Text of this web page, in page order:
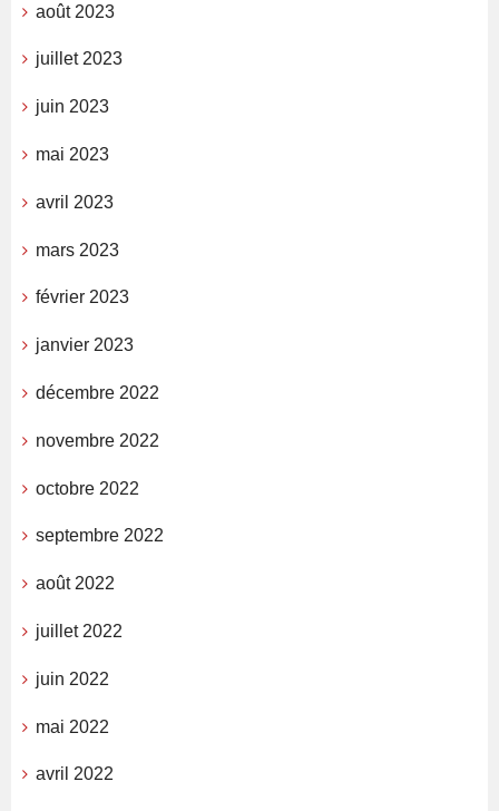
août 2023
juillet 2023
juin 2023
mai 2023
avril 2023
mars 2023
février 2023
janvier 2023
décembre 2022
novembre 2022
octobre 2022
septembre 2022
août 2022
juillet 2022
juin 2022
mai 2022
avril 2022